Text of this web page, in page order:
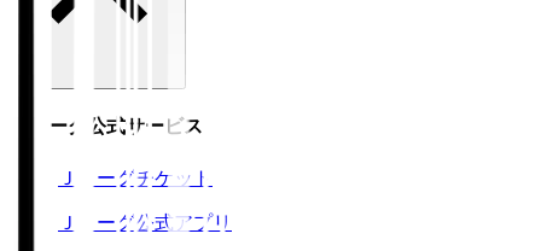
Ｊリーグ公式サービス
Ｊリーグチケット
Ｊリーグ公式アプリ